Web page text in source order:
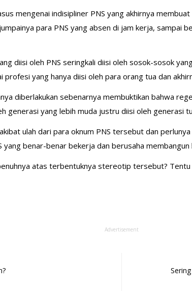
mengenai indisipliner PNS yang akhirnya
para PNS yang absen di jam kerja, sampai
diisi oleh PNS seringkali diisi oleh sosok-sosok
profesi yang hanya diisi oleh para orang tua dan
diberlakukan sebenarnya membuktikan bahwa
generasi yang lebih muda justru diisi oleh generasi
ulah dari para oknum PNS tersebut dan
benar-benar bekerja dan berusaha membangun
atas terbentuknya stereotip tersebut?
Advertisement